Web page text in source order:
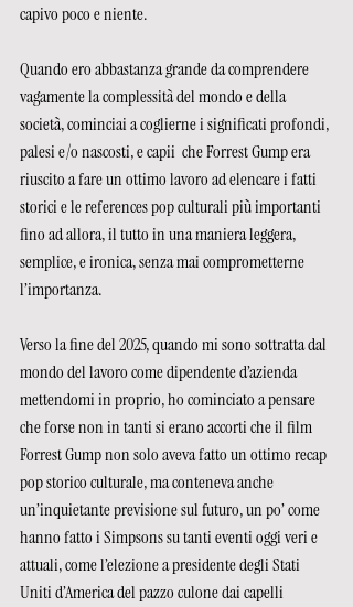
capivo poco e niente.
Quando ero abbastanza grande da comprendere
vagamente la complessità del mondo e della
società, cominciai a coglierne i significati profondi,
palesi e/o nascosti, e capii  che Forrest Gump era
riuscito a fare un ottimo lavoro ad elencare i fatti
storici e le references pop culturali più importanti
fino ad allora, il tutto in una maniera leggera,
semplice, e ironica, senza mai comprometterne
l’importanza.
Verso la fine del 2025, quando mi sono sottratta dal
mondo del lavoro come dipendente d’azienda
mettendomi in proprio, ho cominciato a pensare
che forse non in tanti si erano accorti che il film
Forrest Gump non solo aveva fatto un ottimo recap
pop storico culturale, ma conteneva anche
un’inquietante previsione sul futuro, un po’ come
hanno fatto i Simpsons su tanti eventi oggi veri e
attuali, come l’elezione a presidente degli Stati
Uniti d’America del pazzo culone dai capelli